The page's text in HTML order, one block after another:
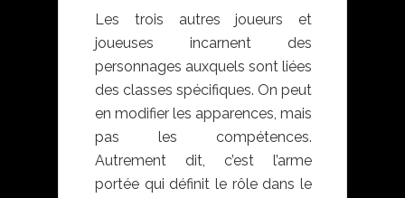
Les trois autres joueurs et
joueuses incarnent des
personnages auxquels sont liées
des classes spécifiques. On peut
en modifier les apparences, mais
pas les compétences.
Autrement dit, c’est l’arme
portée qui définit le rôle dans le